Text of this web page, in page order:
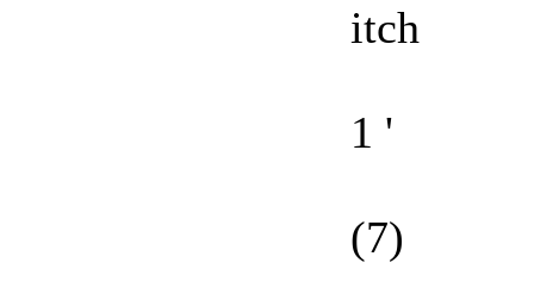
itch
1 '
(7)